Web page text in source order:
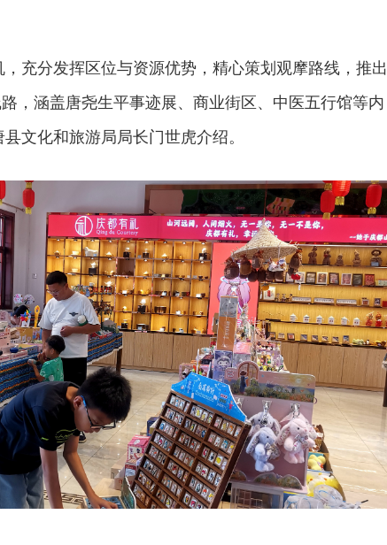
充分发挥区位与资源优势，精心策划观摩路线，推出
，涵盖唐尧生平事迹展、商业街区、中医五行馆等内
文化和旅游局局长门世虎介绍。